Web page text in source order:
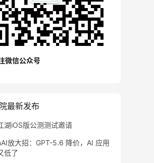
微信公众号
最新发布
湖iOS版公测测试邀请
放大招：GPT-5.6 降价，AI 应用
低了